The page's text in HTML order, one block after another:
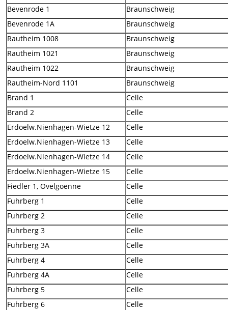
Bevenrode 1
Braunschweig
Bevenrode 1A
Braunschweig
Rautheim 1008
Braunschweig
Rautheim 1021
Braunschweig
Rautheim 1022
Braunschweig
Rautheim-Nord 1101
Braunschweig
Brand 1
Celle
Brand 2
Celle
Erdoelw.Nienhagen-Wietze 12
Celle
Erdoelw.Nienhagen-Wietze 13
Celle
Erdoelw.Nienhagen-Wietze 14
Celle
Erdoelw.Nienhagen-Wietze 15
Celle
Fiedler 1, Ovelgoenne
Celle
Fuhrberg 1
Celle
Fuhrberg 2
Celle
Fuhrberg 3
Celle
Fuhrberg 3A
Celle
Fuhrberg 4
Celle
Fuhrberg 4A
Celle
Fuhrberg 5
Celle
Fuhrberg 6
Celle